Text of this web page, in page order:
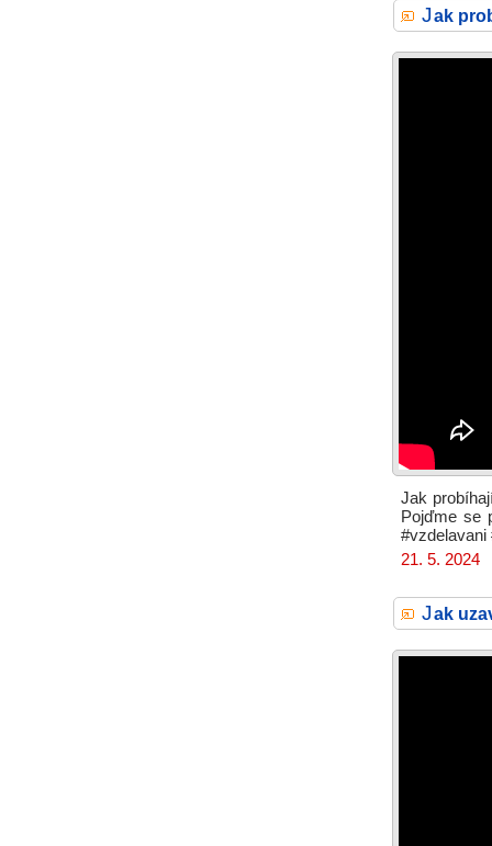
Jak
Jak
Pojďme se
#vzdelavani
21. 5. 2024
Jak